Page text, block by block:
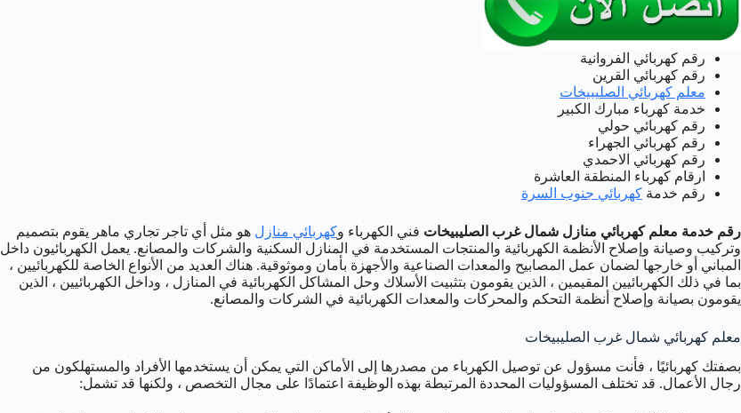
رقم كهربائي الفروانية
رقم كهربائي القرين
معلم كهربائي الصليبيخات
خدمة كهرباء مبارك الكبير
رقم كهربائي حولي
رقم كهربائي الجهراء
رقم كهربائي الاحمدي
ارقام كهرباء المنطقة العاشرة
رقم خدمة كهربائي جنوب السرة
رقم خدمة معلم كهربائي منازل شمال غرب الصليبيخات فني الكهرباء وكهربائي منازل هو مثل أي تاجر تجاري ماهر يقوم بتصميم
وتركيب وصيانة وإصلاح الأنظمة الكهربائية والمنتجات المستخدمة في المنازل السكنية والشركات والمصانع. يعمل الكهربائيون داخل
المباني أو خارجها لضمان عمل المصابيح والمعدات الصناعية والأجهزة بأمان وموثوقية. هناك العديد من الأنواع الخاصة للكهربائيين ،
بما في ذلك الكهربائيين المقيمين ، الذين يقومون بتثبيت الأسلاك وحل المشاكل الكهربائية في المنازل ، وداخل الكهربائيين ، الذين
يقومون بصيانة وإصلاح أنظمة التحكم والمحركات والمعدات الكهربائية في الشركات والمصانع.
معلم كهربائي شمال غرب الصليبيخات
بصفتك كهربائيًا ، فأنت مسؤول عن توصيل الكهرباء من مصدرها إلى الأماكن التي يمكن أن يستخدمها الأفراد والمستهلكون من
رجال الأعمال. قد تختلف المسؤوليات المحددة المرتبطة بهذه الوظيفة اعتمادًا على مجال التخصص ، ولكنها قد تشمل: